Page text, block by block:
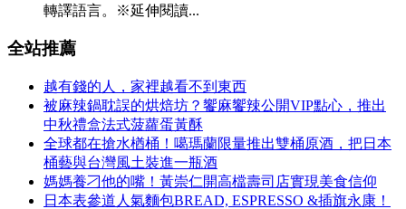
轉譯語言。※延伸閱讀...
全站推薦
越有錢的人，家裡越看不到東西
被麻辣鍋耽誤的烘焙坊？饗麻饗辣公開VIP點心，推出
中秋禮盒法式菠蘿蛋黃酥
全球都在搶水楢桶！噶瑪蘭限量推出雙桶原酒，把日本
桶藝與台灣風土裝進一瓶酒
媽媽養刁他的嘴！黃崇仁開高檔壽司店實現美食信仰
日本表參道人氣麵包BREAD, ESPRESSO &插旗永康！